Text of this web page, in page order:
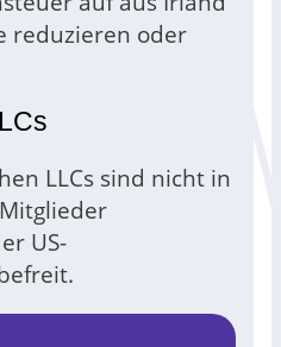
reduzieren oder
LLCs sind nicht in
US-